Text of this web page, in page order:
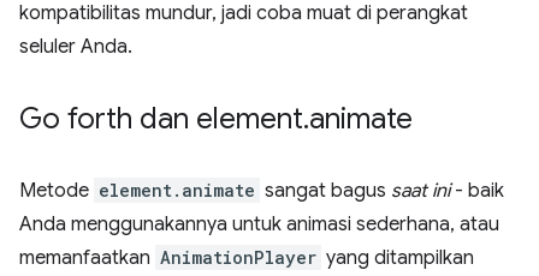
kompatibilitas mundur, jadi coba muat di perangkat
seluler Anda.
Go forth dan element.animate
Metode element.animate sangat bagus saat ini- baik
Anda menggunakannya untuk animasi sederhana, atau
memanfaatkan AnimationPlayer yang ditampilkan